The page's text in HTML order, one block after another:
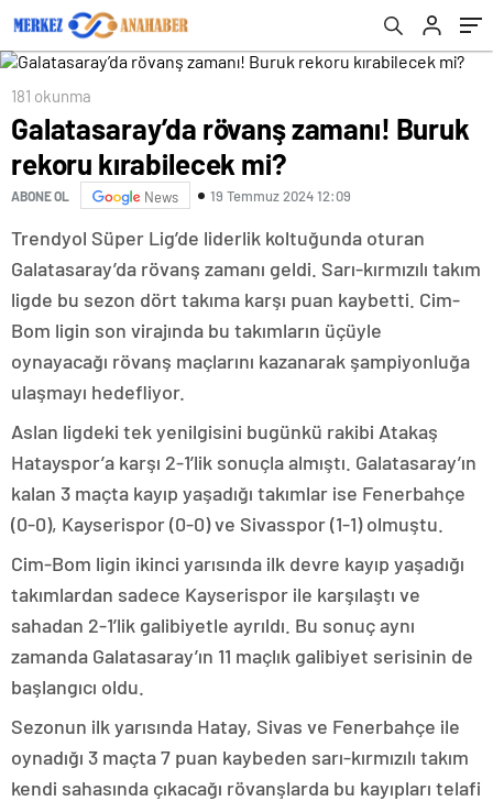
181 okunma
Galatasaray’da rövanş zamanı! Buruk
rekoru kırabilecek mi?
ABONE OL News 19 Temmuz 2024 12:09
Trendyol Süper Lig’de liderlik koltuğunda oturan
Galatasaray’da rövanş zamanı geldi. Sarı-kırmızılı takım
ligde bu sezon dört takıma karşı puan kaybetti. Cim-
Bom ligin son virajında bu takımların üçüyle
oynayacağı rövanş maçlarını kazanarak şampiyonluğa
ulaşmayı hedefliyor.
Aslan ligdeki tek yenilgisini bugünkü rakibi Atakaş
Hatayspor’a karşı 2-1’lik sonuçla almıştı. Galatasaray’ın
kalan 3 maçta kayıp yaşadığı takımlar ise Fenerbahçe
(0-0), Kayserispor (0-0) ve Sivasspor (1-1) olmuştu.
Cim-Bom ligin ikinci yarısında ilk devre kayıp yaşadığı
takımlardan sadece Kayserispor ile karşılaştı ve
sahadan 2-1’lik galibiyetle ayrıldı. Bu sonuç aynı
zamanda Galatasaray’ın 11 maçlık galibiyet serisinin de
başlangıcı oldu.
Sezonun ilk yarısında Hatay, Sivas ve Fenerbahçe ile
oynadığı 3 maçta 7 puan kaybeden sarı-kırmızılı takım
kendi sahasında çıkacağı rövanşlarda bu kayıpları telafi